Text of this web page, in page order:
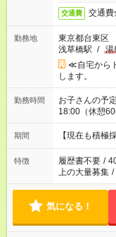
交通費 交通費
勤務地
東京都台東区
浅草橋駅 / 湯
≪自宅から
します。
勤務時間
お子さんの予定にも
18:00（休憩
19:00（休憩60分） ※Wワーク希望の方へ 今
望する勤務時
期間 【現在も積極
特徴 履歴書不要 /
上の大量募集 /
気になる！